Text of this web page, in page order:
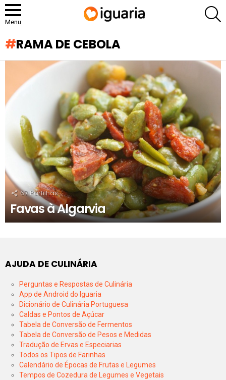
Menu
RAMA DE CEBOLA
RECOMENDADOS
67 Partilhas
Favas à Algarvia
AJUDA DE CULINÁRIA
Perguntas e Respostas de Culinária
App de Android do Iguaria
Dicionário de Culinária Portuguesa
Caldas e Pontos de Açúcar
Tabela de Conversão de Fermentos
Tabela de Conversão de Pesos e Medidas
Tradução de Ervas e Especiarias
Todos os Tipos de Farinhas
Calendário de Épocas de Frutas e Legumes
Tempos de Cozedura de Legumes e Vegetais